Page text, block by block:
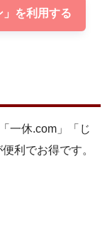
」を利用する
一休.com」「じ
利でお得です。